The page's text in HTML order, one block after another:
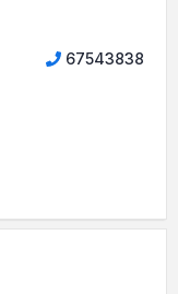
67543838